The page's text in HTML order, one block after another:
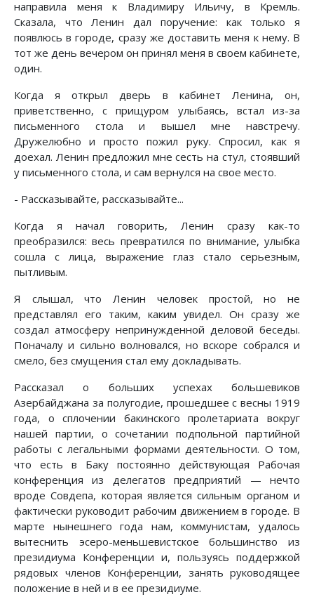
направила меня к Владимиру Ильичу, в Кремль.
Сказала, что Ленин дал поручение: как только я
появлюсь в городе, сразу же доставить меня к нему. В
тот же день вечером он принял меня в своем кабинете,
один.
Когда я открыл дверь в кабинет Ленина, он,
приветственно, с прищуром улыбаясь, встал из-за
письменного стола и вышел мне навстречу.
Дружелюбно и просто пожил руку. Спросил, как я
доехал. Ленин предложил мне сесть на стул, стоявший
у письменного стола, и сам вернулся на свое место.
- Рассказывайте, рассказывайте...
Когда я начал говорить, Ленин сразу как-то
преобразился: весь превратился по внимание, улыбка
сошла с лица, выражение глаз стало серьезным,
пытливым.
Я слышал, что Ленин человек простой, но не
представлял его таким, каким увидел. Он сразу же
создал атмосферу непринужденной деловой беседы.
Поначалу и сильно волновался, но вскоре собрался и
смело, без смущения стал ему докладывать.
Рассказал о больших успехах большевиков
Азербайджана за полугодие, прошедшее с весны 1919
года, о сплочении бакинского пролетариата вокруг
нашей партии, о сочетании подпольной партийной
работы с легальными формами деятельности. О том,
что есть в Баку постоянно действующая Рабочая
конференция из делегатов предприятий — нечто
вроде Совдепа, которая является сильным органом и
фактически руководит рабочим движением в городе. В
марте нынешнего года нам, коммунистам, удалось
вытеснить эсеро-меньшевистское большинство из
президиума Конференции и, пользуясь поддержкой
рядовых членов Конференции, занять руководящее
положение в ней и в ее президиуме.